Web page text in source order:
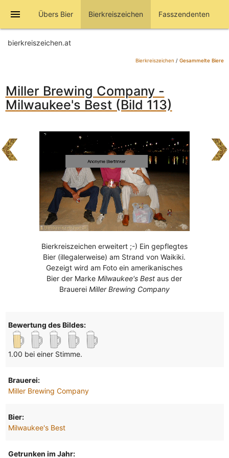
menu Übers Bier Bierkreiszeichen Fasszendenten
bierkreiszeichen.at
Bierkreiszeichen / Gesammelte Biere
Miller Brewing Company -
Milwaukee's Best (Bild 113)
Bierkreiszeichen erweitert ;-) Ein gepflegtes
Bier (illegalerweise) am Strand von Waikiki.
Gezeigt wird am Foto ein amerikanisches
Bier der MarkeMilwaukee's Best aus der
Brauerei Miller Brewing Company
Bewertung des Bildes:
1.00 bei einer Stimme.
Brauerei:
Miller Brewing Company
Bier:
Milwaukee's Best
Getrunken im Jahr: